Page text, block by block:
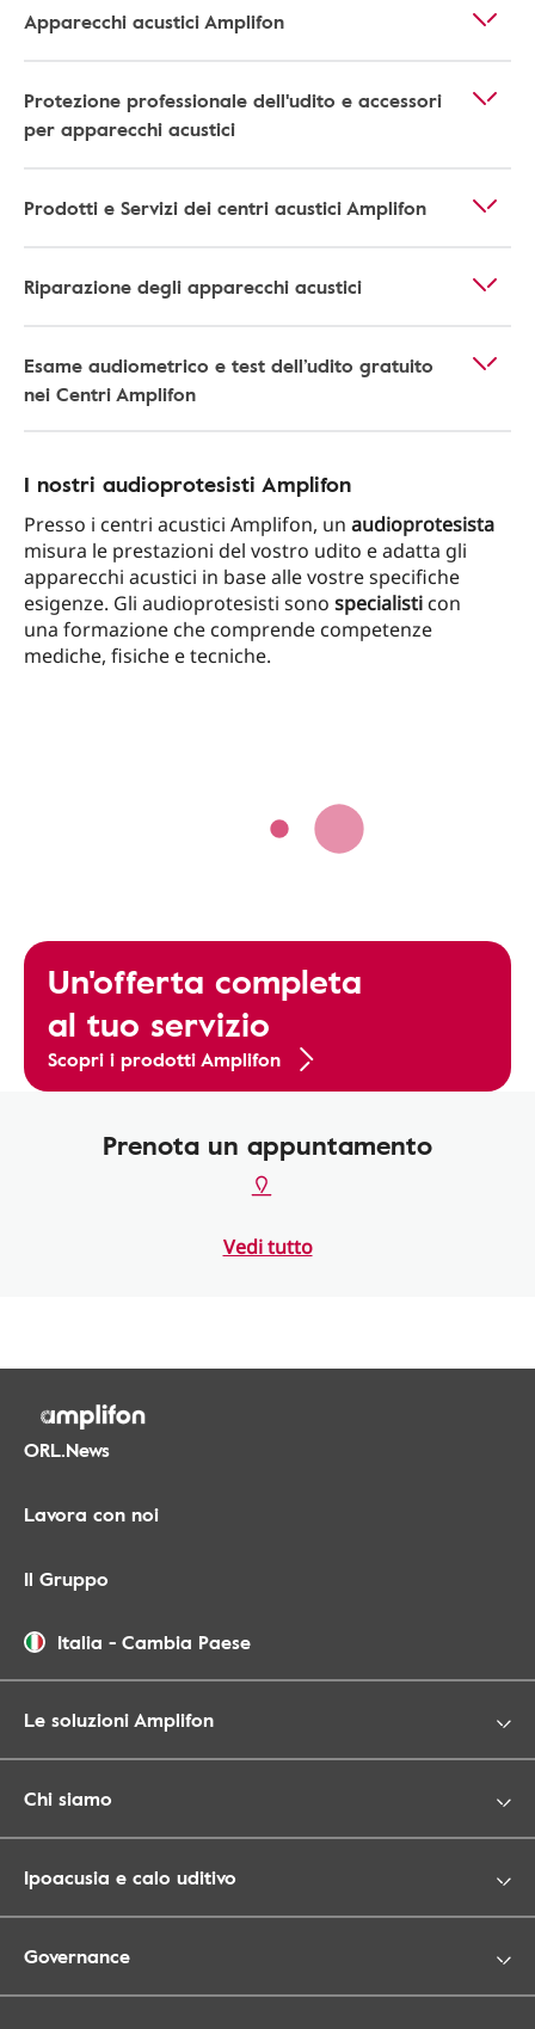
Apparecchi acustici Amplifon
Protezione professionale dell'udito e accessori
per apparecchi acustici
Prodotti e Servizi dei centri acustici Amplifon
Riparazione degli apparecchi acustici
Esame audiometrico e test dell’udito gratuito
nei Centri Amplifon
I nostri audioprotesisti Amplifon
Presso i centri acustici Amplifon, un audioprotesista
misura le prestazioni del vostro udito e adatta gli
apparecchi acustici in base alle vostre specifiche
esigenze. Gli audioprotesisti sono specialisti con
una formazione che comprende competenze
mediche, fisiche e tecniche.
Un'offerta completa
al tuo servizio
Scopri i prodotti Amplifon
Prenota un appuntamento
Vedi tutto
ORL.News
Lavora con noi
Il Gruppo
Italia - Cambia Paese
Le soluzioni Amplifon
Chi siamo
Ipoacusia e calo uditivo
Governance